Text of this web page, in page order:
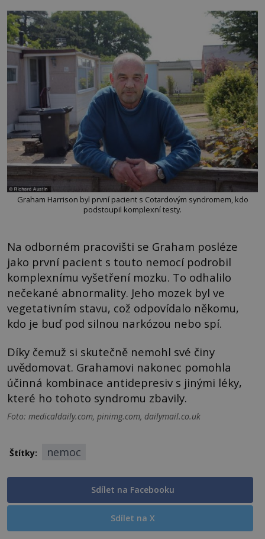
Graham Harrison byl první pacient s Cotardovým syndromem, kdo
podstoupil komplexní testy.
Na odborném pracovišti se Graham posléze
jako první pacient s touto nemocí podrobil
komplexnímu vyšetření mozku. To odhalilo
nečekané abnormality. Jeho mozek byl ve
vegetativním stavu, což odpovídalo někomu,
kdo je buď pod silnou narkózou nebo spí.
Díky čemuž si skutečně nemohl své činy
uvědomovat. Grahamovi nakonec pomohla
účinná kombinace antidepresiv s jinými léky,
které ho tohoto syndromu zbavily.
Foto: medicaldaily.com, pinimg.com, dailymail.co.uk
Štítky: nemoc
Sdílet na Facebooku
Sdílet na X